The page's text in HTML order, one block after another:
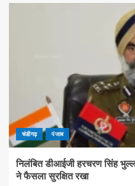
चंडीगढ़ पंजाब
निलंबित डीआईजी हरचरण सिंह
ने फैसला सुरक्षित रखा